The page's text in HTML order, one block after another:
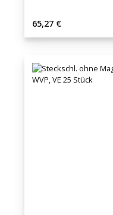
Regulärer Preis:
65,27 €